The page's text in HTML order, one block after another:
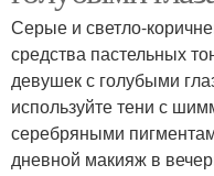
Серые и светло-
средства пастельных
девушек с голубыми
используйте тени с
серебряными
дневной макияж в